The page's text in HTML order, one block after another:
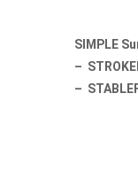
SIMPLE
–
–